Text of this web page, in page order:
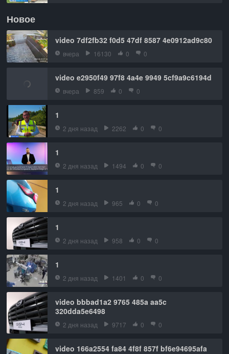
Новое
video 7df2fb32 f0d5 47df 8587 4e0912ad9c80
вчера 16130 0 0
video e2950f49 97f8 4a4e 9949 5cf9a9c6194d
вчера 859 0 0
1
2 дня назад 2262 0 0
1
2 дня назад 1494 0 0
1
2 дня назад 965 0 0
1
2 дня назад 958 0 0
1
2 дня назад 1401 0 0
video bbbad1a2 9765 485a aa5c
320dda5e6498
2 дня назад 9717 0 0
video 166a2554 fa84 4f8f 857f bf6e94695afa